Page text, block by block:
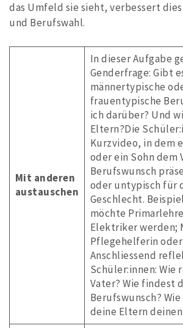
das Umfeld sie sieht, verbessert
und Berufswahl.
Mit anderen
austauschen
In dieser Aufgabe
Genderfrage: Gibt
männertypische
frauentypische
ich darüber? Und
Eltern?Die
Kurzvideo, in dem
oder ein Sohn dem
Berufswunsch
oder untypisch für
Geschlecht.
möchte
Elektriker werden;
Pflegehelferin
Anschliessend
Schüler:innen: Wie
Vater? Wie findest
Berufswunsch?
deine Eltern